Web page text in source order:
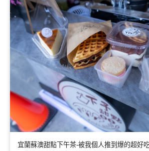
宜蘭蘇澳甜點下午茶-被我個人推到爆的超好